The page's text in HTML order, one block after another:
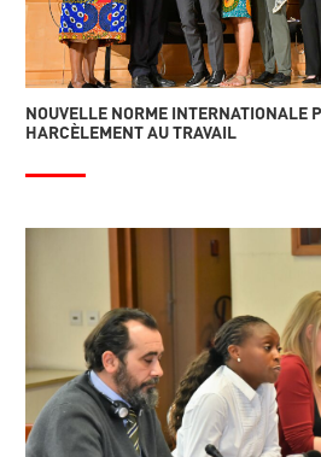
NOUVELLE NORME INTERNATIONALE
HARCÈLEMENT AU TRAVAIL